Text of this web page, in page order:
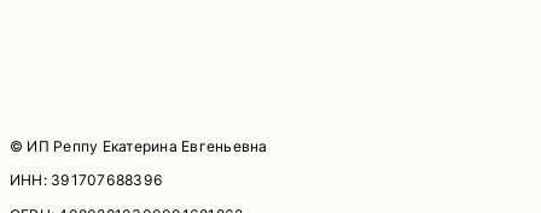
© ИП Реппу Екатерина Евгеньевна
ИНН: 391707688396